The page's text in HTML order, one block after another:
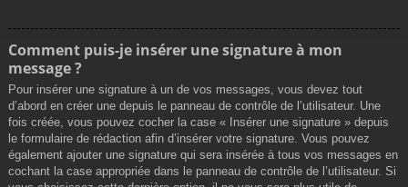
Comment puis-je insérer une signature à mon
message ?
Pour insérer une signature à un de vos messages, vous devez tout
d’abord en créer une depuis le panneau de contrôle de l’utilisateur. Une
fois créée, vous pouvez cocher la case « Insérer une signature » depuis
le formulaire de rédaction afin d’insérer votre signature. Vous pouvez
également ajouter une signature qui sera insérée à tous vos messages en
cochant la case appropriée dans le panneau de contrôle de l’utilisateur. Si